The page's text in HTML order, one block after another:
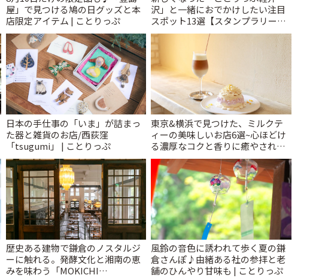
屋」で見つける鳩の日グッズと本
店限定アイテム | ことりっぷ
沢」と一緒におでかけしたい注目
スポット13選【スタンプラリー開
催中】 | ことりっぷ
日本の手仕事の「いま」が詰まっ
た器と雑貨のお店/西荻窪
「tsugumi」 | ことりっぷ
東京&横浜で見つけた、ミルクテ
ィーの美味しいお店6選~心ほどけ
る濃厚なコクと香りに癒やされる
ティータイム~ | ことりっぷ
歴史ある建物で鎌倉のノスタルジ
ーに触れる。発酵文化と湘南の恵
みを味わう「MOKICHI
風鈴の音色に誘われて歩く夏の鎌
倉さんぽ♪由緒ある社の参拝と老
舗のひんやり甘味も | ことりっぷ